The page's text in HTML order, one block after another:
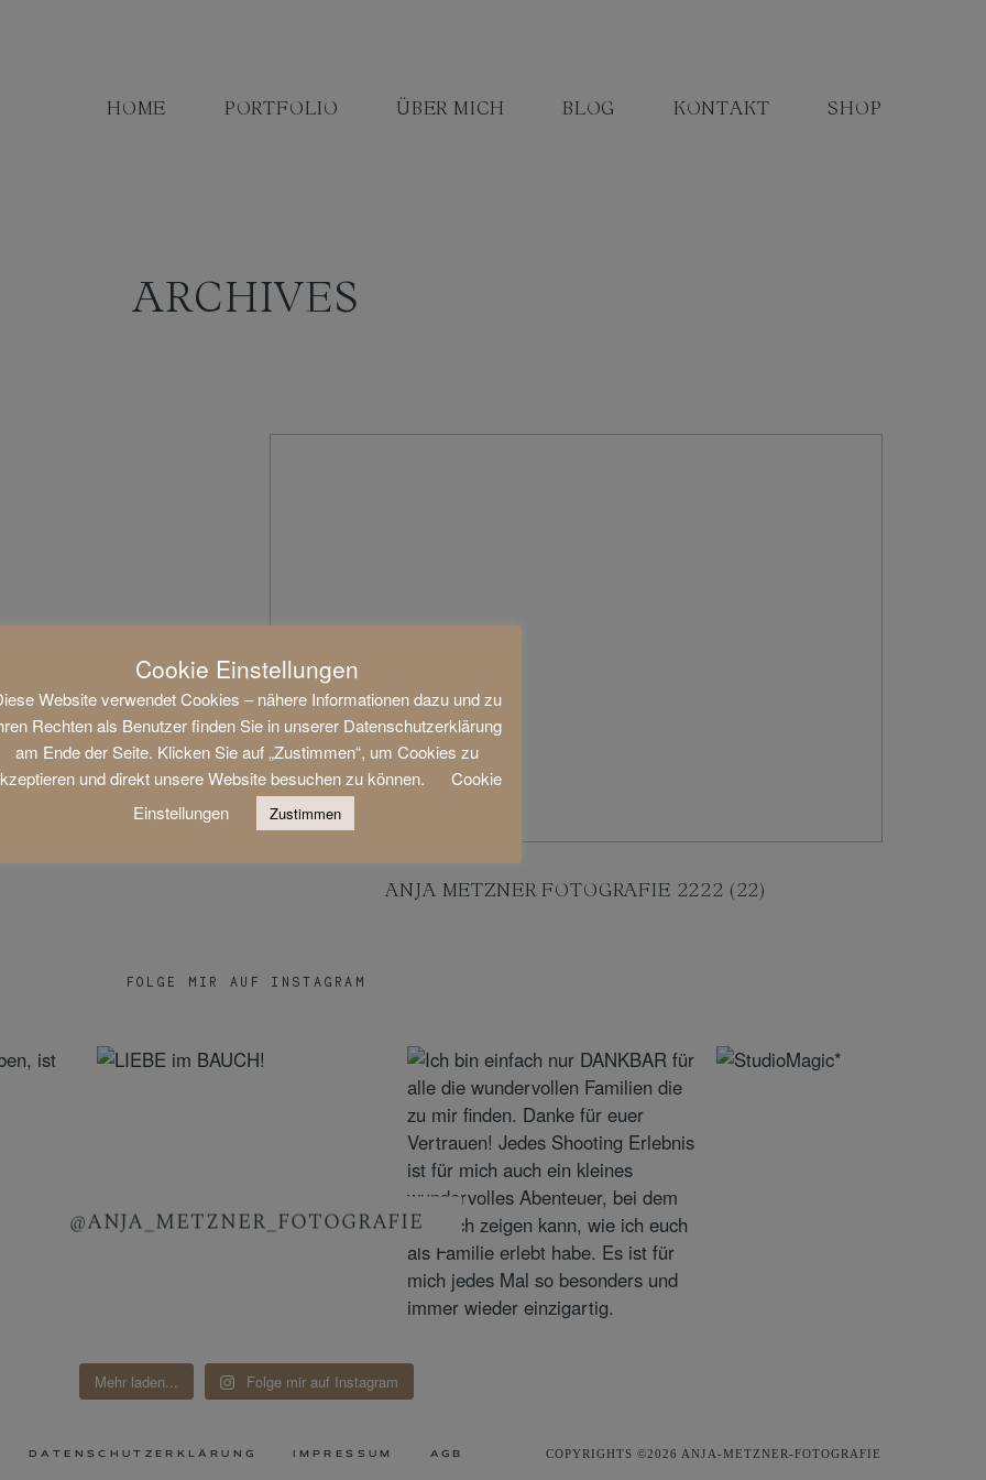
HOME PORTFOLIO ÜBER MICH BLOG KONTAKT SHOP
ARCHIVES
ANJA METZNER FOTOGRAFIE 2222 (22)
FOLGE MIR AUF INSTAGRAM
@ANJA_METZNER_FOTOGRAFIE
Mehr laden... Folge mir auf Instagram
DATENSCHUTZERKLÄRUNG IMPRESSUM AGB COPYRIGHTS ©2026 ANJA-METZNER-FOTOGRAFIE
Cookie Einstellungen
Website verwendet Cookies – nähere Informationen dazu und zu
Rechten als Benutzer finden Sie in unserer Datenschutzerklärung
am Ende der Seite. Klicken Sie auf „Zustimmen“, um Cookies zu
und direkt unsere Website besuchen zu können.
Cookie
Einstellungen
Zustimmen